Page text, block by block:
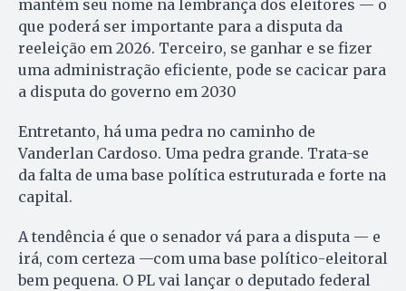
mantém seu nome na lembrança dos eleitores — o
que poderá ser importante para a disputa da
reeleição em 2026. Terceiro, se ganhar e se fizer
uma administração eficiente, pode se cacicar para
a disputa do governo em 2030
Entretanto, há uma pedra no caminho de
Vanderlan Cardoso. Uma pedra grande. Trata-se
da falta de uma base política estruturada e forte na
capital.
A tendência é que o senador vá para a disputa — e
irá, com certeza —com uma base político-eleitoral
bem pequena. O PL vai lançar o deputado federal